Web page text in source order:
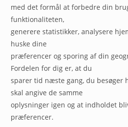
med det formål at forbedre din
funktionaliteten,
generere statistikker, analysere
huske dine
præferencer og sporing af din
Fordelen for dig er, at du
sparer tid næste gang, du besøger
skal angive de samme
oplysninger igen og at indholdet
præferencer.